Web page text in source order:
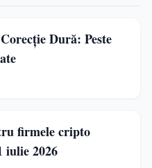
Dură: Peste
firmele cripto
iulie 2026